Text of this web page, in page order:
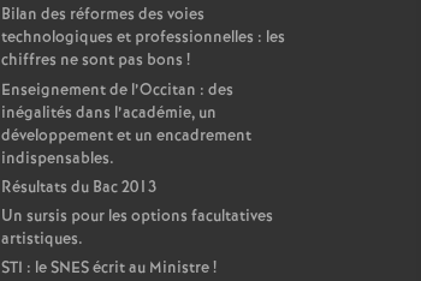
Bilan des réformes des voies
technologiques et professionnelles : les
chiffres ne sont pas bons !
Enseignement de l’Occitan : des
inégalités dans l’académie, un
développement et un encadrement
indispensables.
Résultats du Bac 2013
Un sursis pour les options facultatives
artistiques.
STI : le SNES écrit au Ministre!